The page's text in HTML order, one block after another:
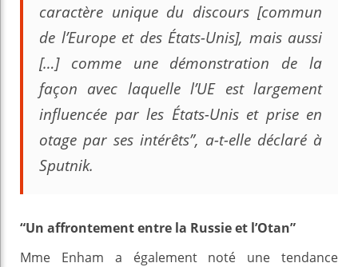
caractère unique du discours [commun
de l’Europe et des États-Unis], mais aussi
[…] comme une démonstration de la
façon avec laquelle l’UE est largement
influencée par les États-Unis et prise en
otage par ses intérêts”, a-t-elle déclaré à
Sputnik.
“Un affrontement entre la Russie et l’Otan”
Mme Enham a également noté une tendance